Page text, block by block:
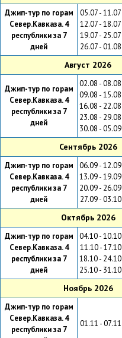
Джип-тур по горам
Север.Кавказа. 4
республики за 7
дней
05.07 - 11.07
12.07 - 18.07
19.07 - 25.07
26.07 - 01.08
Август 2026
Джип-тур по горам
Север.Кавказа. 4
республики за 7
дней
02.08 - 08.08
09.08 - 15.08
16.08 - 22.08
23.08 - 29.08
30.08 - 05.09
Сентябрь 2026
Джип-тур по горам
Север.Кавказа. 4
республики за 7
дней
06.09 - 12.09
13.09 - 19.09
20.09 - 26.09
27.09 - 03.10
Октябрь 2026
Джип-тур по горам
Север.Кавказа. 4
республики за 7
дней
04.10 - 10.10
11.10 - 17.10
18.10 - 24.10
25.10 - 31.10
Ноябрь 2026
Джип-тур по горам
Север.Кавказа. 4
республики за 7
01.11 - 07.11